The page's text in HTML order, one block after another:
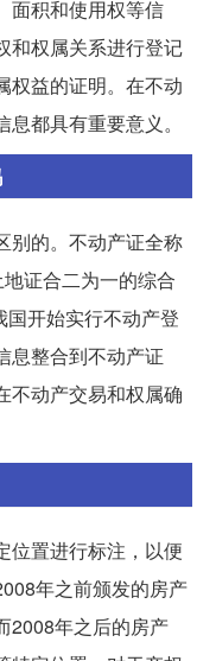
面积和使用权等信
和权属关系进行登记
权益的证明。在不动
都具有重要意义。
别的。不动产证全称
证合二为一的综合
开始实行不动产登
息整合到不动产证
不动产交易和权属确
位置进行标注，以便
年之前颁发的房产
2008年之后的房产